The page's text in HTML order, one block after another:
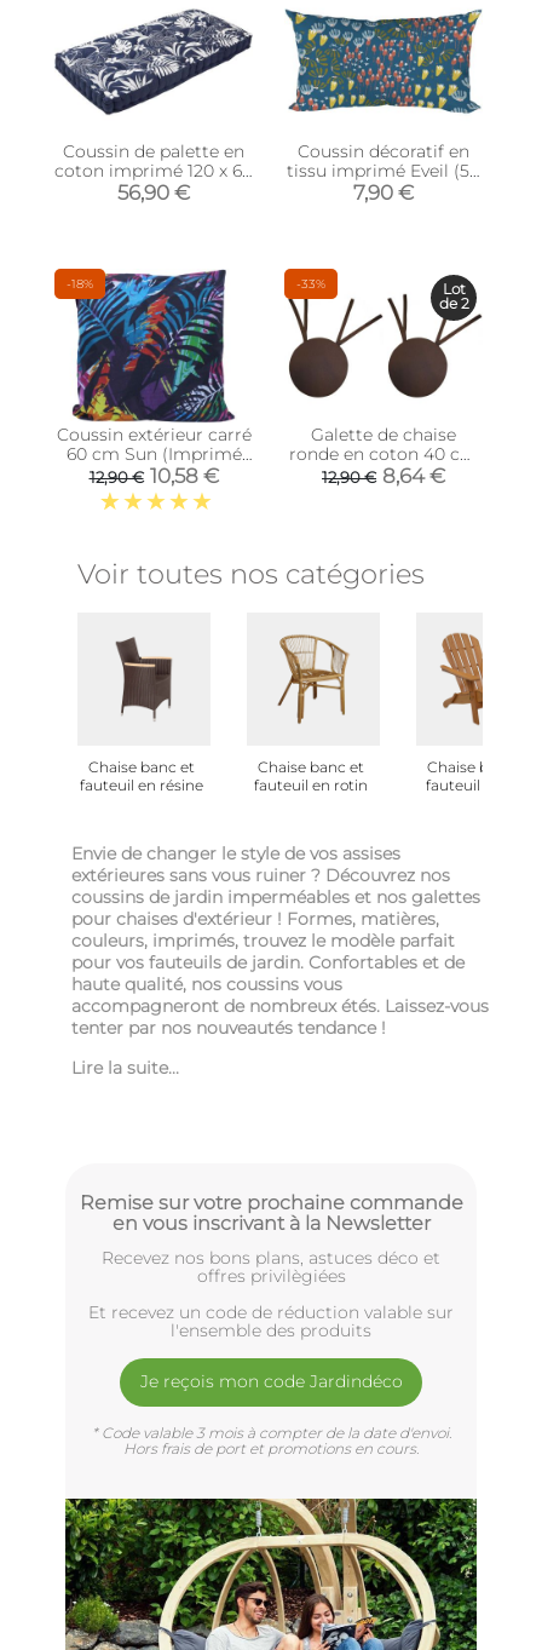
Coussin de palette en
coton imprimé 120 x 60
cm (Imprimé Latina)
56,90 €
Coussin décoratif en
tissu imprimé Eveil (50
x 30 cm)
7,90 €
-18%
Coussin extérieur carré
60 cm Sun (Imprimé
Sunset)
12,90 € 10,58 €
-33%
Galette de chaise
ronde en coton 40 cm
(Lot de 2) (Chocolat)
12,90 € 8,64 €
Lot
de 2
Voir toutes nos catégories
Chaise banc et
fauteuil en résine
Chaise banc et
fauteuil en rotin
Chaise banc et
fauteuil en bois
Envie de changer le style de vos assises
extérieures sans vous ruiner ? Découvrez nos
coussins de jardin imperméables et nos galettes
pour chaises d'extérieur ! Formes, matières,
couleurs, imprimés, trouvez le modèle parfait
pour vos fauteuils de jardin. Confortables et de
haute qualité, nos coussins vous
accompagneront de nombreux étés. Laissez-vous
tenter par nos nouveautés tendance !
Lire la suite...
Remise sur votre prochaine commande
en vous inscrivant à la Newsletter
Recevez nos bons plans, astuces déco et
offres privilègiées
Et recevez un code de réduction valable sur
l'ensemble des produits
Je reçois mon code Jardindéco
* Code valable 3 mois à compter de la date d'envoi.
Hors frais de port et promotions en cours.